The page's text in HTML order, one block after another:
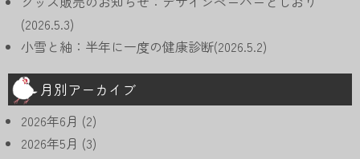
(2026.5.3)
小雪と紬：半年に一度の健康診断(2026.5.2)
月別アーカイブ
2026年6月 (2)
2026年5月 (3)